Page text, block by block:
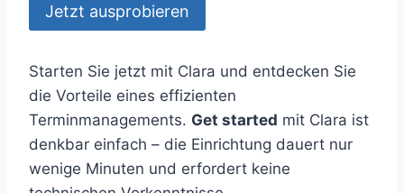
Jetzt ausprobieren
Starten Sie jetzt mit Clara und entdecken Sie
die Vorteile eines effizienten
Terminmanagements. Get started mit Clara ist
denkbar einfach – die Einrichtung dauert nur
wenige Minuten und erfordert keine